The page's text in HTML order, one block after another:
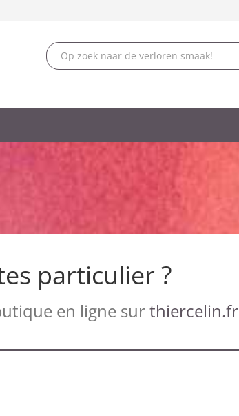
particulier ?
en ligne surthiercelin.fr